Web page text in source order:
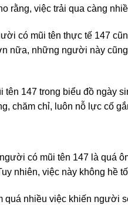
rằng, việc trải qua càng
có mũi tên thực tế 147
nữa, những người này
tên 147 trong biểu đồ ngày
chăm chỉ, luôn nỗ lực cố
có mũi tên 147 là quá
nhiên, việc này không hề
quá nhiều việc khiến người